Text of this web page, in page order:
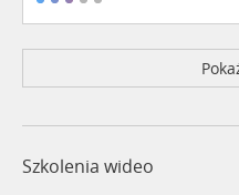
Szkolenia wideo